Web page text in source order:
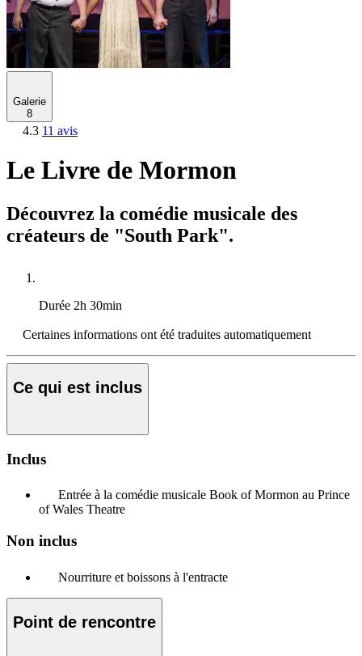
Galerie
8
4.3 11 avis
Le Livre de Mormon
Découvrez la comédie musicale des
créateurs de "South Park".
Durée 2h 30min
Certaines informations ont été traduites automatiquement
Ce qui est inclus
Inclus
Entrée à la comédie musicale Book of Mormon au Prince
of Wales Theatre
Non inclus
Nourriture et boissons à l'entracte
Point de rencontre